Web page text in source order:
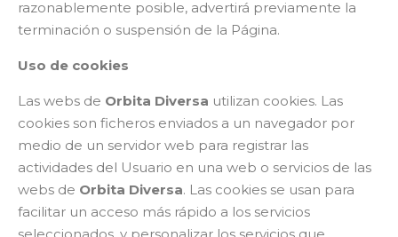
razonablemente posible, advertirá previamente la
terminación o suspensión de la Página.
Uso de cookies
Las webs de Orbita Diversa utilizan cookies. Las
cookies son ficheros enviados a un navegador por
medio de un servidor web para registrar las
actividades del Usuario en una web o servicios de las
webs de Orbita Diversa. Las cookies se usan para
facilitar un acceso más rápido a los servicios